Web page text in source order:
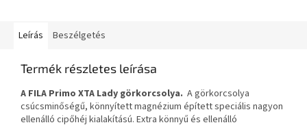
Leírás Beszélgetés
Termék részletes leírása
A FILA Primo XTA Lady görkorcsolya. A görkorcsolya
csúcsminőségű, könnyített magnézium épített speciális nagyon
ellenálló cipőhéj kialakítású. Extra könnyű és ellenálló